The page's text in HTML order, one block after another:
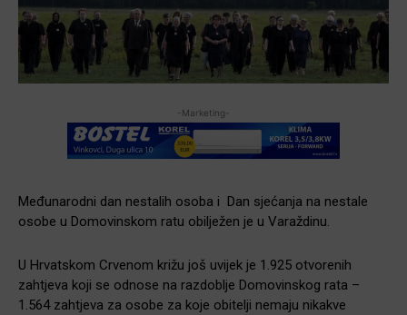
-Marketing-
Međunarodni dan nestalih osoba i Dan sjećanja na nestale
osobe u Domovinskom ratu obilježen je u Varaždinu.
U Hrvatskom Crvenom križu još uvijek je 1.925 otvorenih
zahtjeva koji se odnose na razdoblje Domovinskog rata –
1.564 zahtjeva za osobe za koje obitelji nemaju nikakve